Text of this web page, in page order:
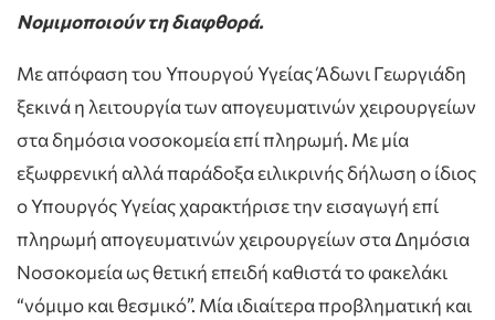
Νομιμοποιούν τη διαφθορά.
Με απόφαση του Υπουργού Υγείας Άδωνι Γεωργιάδη
ξεκινά η λειτουργία των απογευματινών χειρουργείων
στα δημόσια νοσοκομεία επί πληρωμή. Με μία
εξωφρενική αλλά παράδοξα ειλικρινής δήλωση ο ίδιος
ο Υπουργός Υγείας χαρακτήρισε την εισαγωγή επί
πληρωμή απογευματινών χειρουργείων στα Δημόσια
Νοσοκομεία ως θετική επειδή καθιστά το φακελάκι
“νόμιμο και θεσμικό”. Μία ιδιαίτερα προβληματική και